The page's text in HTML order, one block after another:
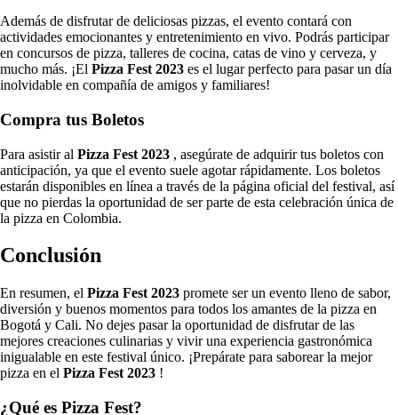
Además de disfrutar de deliciosas pizzas, el evento contará con
actividades emocionantes y entretenimiento en vivo. Podrás participar
en concursos de pizza, talleres de cocina, catas de vino y cerveza, y
mucho más. ¡El Pizza Fest 2023 es el lugar perfecto para pasar un día
inolvidable en compañía de amigos y familiares!
Compra tus Boletos
Para asistir al Pizza Fest 2023 , asegúrate de adquirir tus boletos con
anticipación, ya que el evento suele agotar rápidamente. Los boletos
estarán disponibles en línea a través de la página oficial del festival, así
que no pierdas la oportunidad de ser parte de esta celebración única de
la pizza en Colombia.
Conclusión
En resumen, el Pizza Fest 2023 promete ser un evento lleno de sabor,
diversión y buenos momentos para todos los amantes de la pizza en
Bogotá y Cali. No dejes pasar la oportunidad de disfrutar de las
mejores creaciones culinarias y vivir una experiencia gastronómica
inigualable en este festival único. ¡Prepárate para saborear la mejor
pizza en el Pizza Fest 2023 !
¿Qué es Pizza Fest?